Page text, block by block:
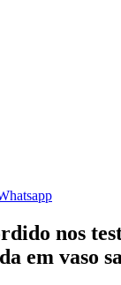
nos
em vaso